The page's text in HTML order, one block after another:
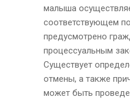
малыша
соответствующем
предусмотрено
процессуальным
Существует
отмены, а также
может быть